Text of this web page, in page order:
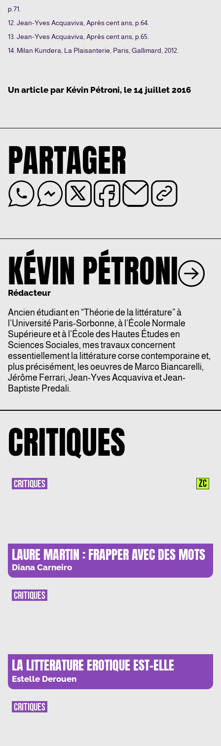
p.71.
12. Jean-Yves Acquaviva, Après cent ans, p.64.
13. Jean-Yves Acquaviva, Après cent ans, p.65.
14. Milan Kundera, La Plaisanterie, Paris, Gallimard, 2012.
Un article par Kévin Pétroni, le 14 juillet 2016
PARTAGER
KÉVIN PÉTRONI
Rédacteur
Ancien étudiant en “Théorie de la littérature” à
l’Université Paris-Sorbonne, à l’École Normale
Supérieure et à l’École des Hautes Études en
Sciences Sociales, mes travaux concernent
essentiellement la littérature corse contemporaine et,
plus précisément, les oeuvres de Marco Biancarelli,
Jérôme Ferrari, Jean-Yves Acquaviva et Jean-
Baptiste Predali.
CRITIQUES
LAURE MARTIN : FRAPPER AVEC DES MOTS
Diana Carneiro
CRITIQUES ZC
LA LITTERATURE EROTIQUE EST-ELLE
TOUJOURS EROTIQUE ?
Estelle Derouen
CRITIQUES
CRITIQUES